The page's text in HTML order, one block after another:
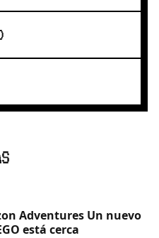
Adventures Un nuevo
está cerca